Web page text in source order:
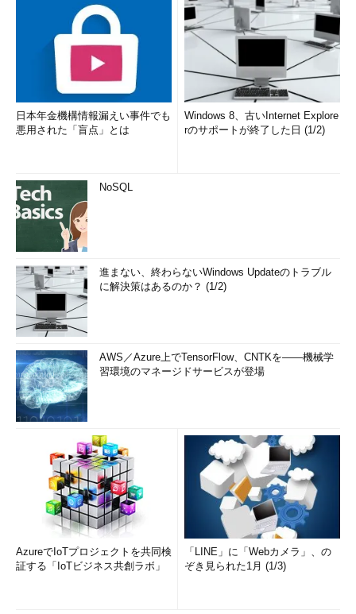
日本年金機構情報漏えい事件でも
悪用された「盲点」とは
Windows 8、古いInternet Explore
rのサポートが終了した日 (1/2)
NoSQL
進まない、終わらないWindows Updateのトラブル
に解決策はあるのか？ (1/2)
AWS／Azure上でTensorFlow、CNTKを――機械学
習環境のマネージドサービスが登場
AzureでIoTプロジェクトを共同検
証する「IoTビジネス共創ラボ」
「LINE」に「Webカメラ」、の
ぞき見られた1月 (1/3)